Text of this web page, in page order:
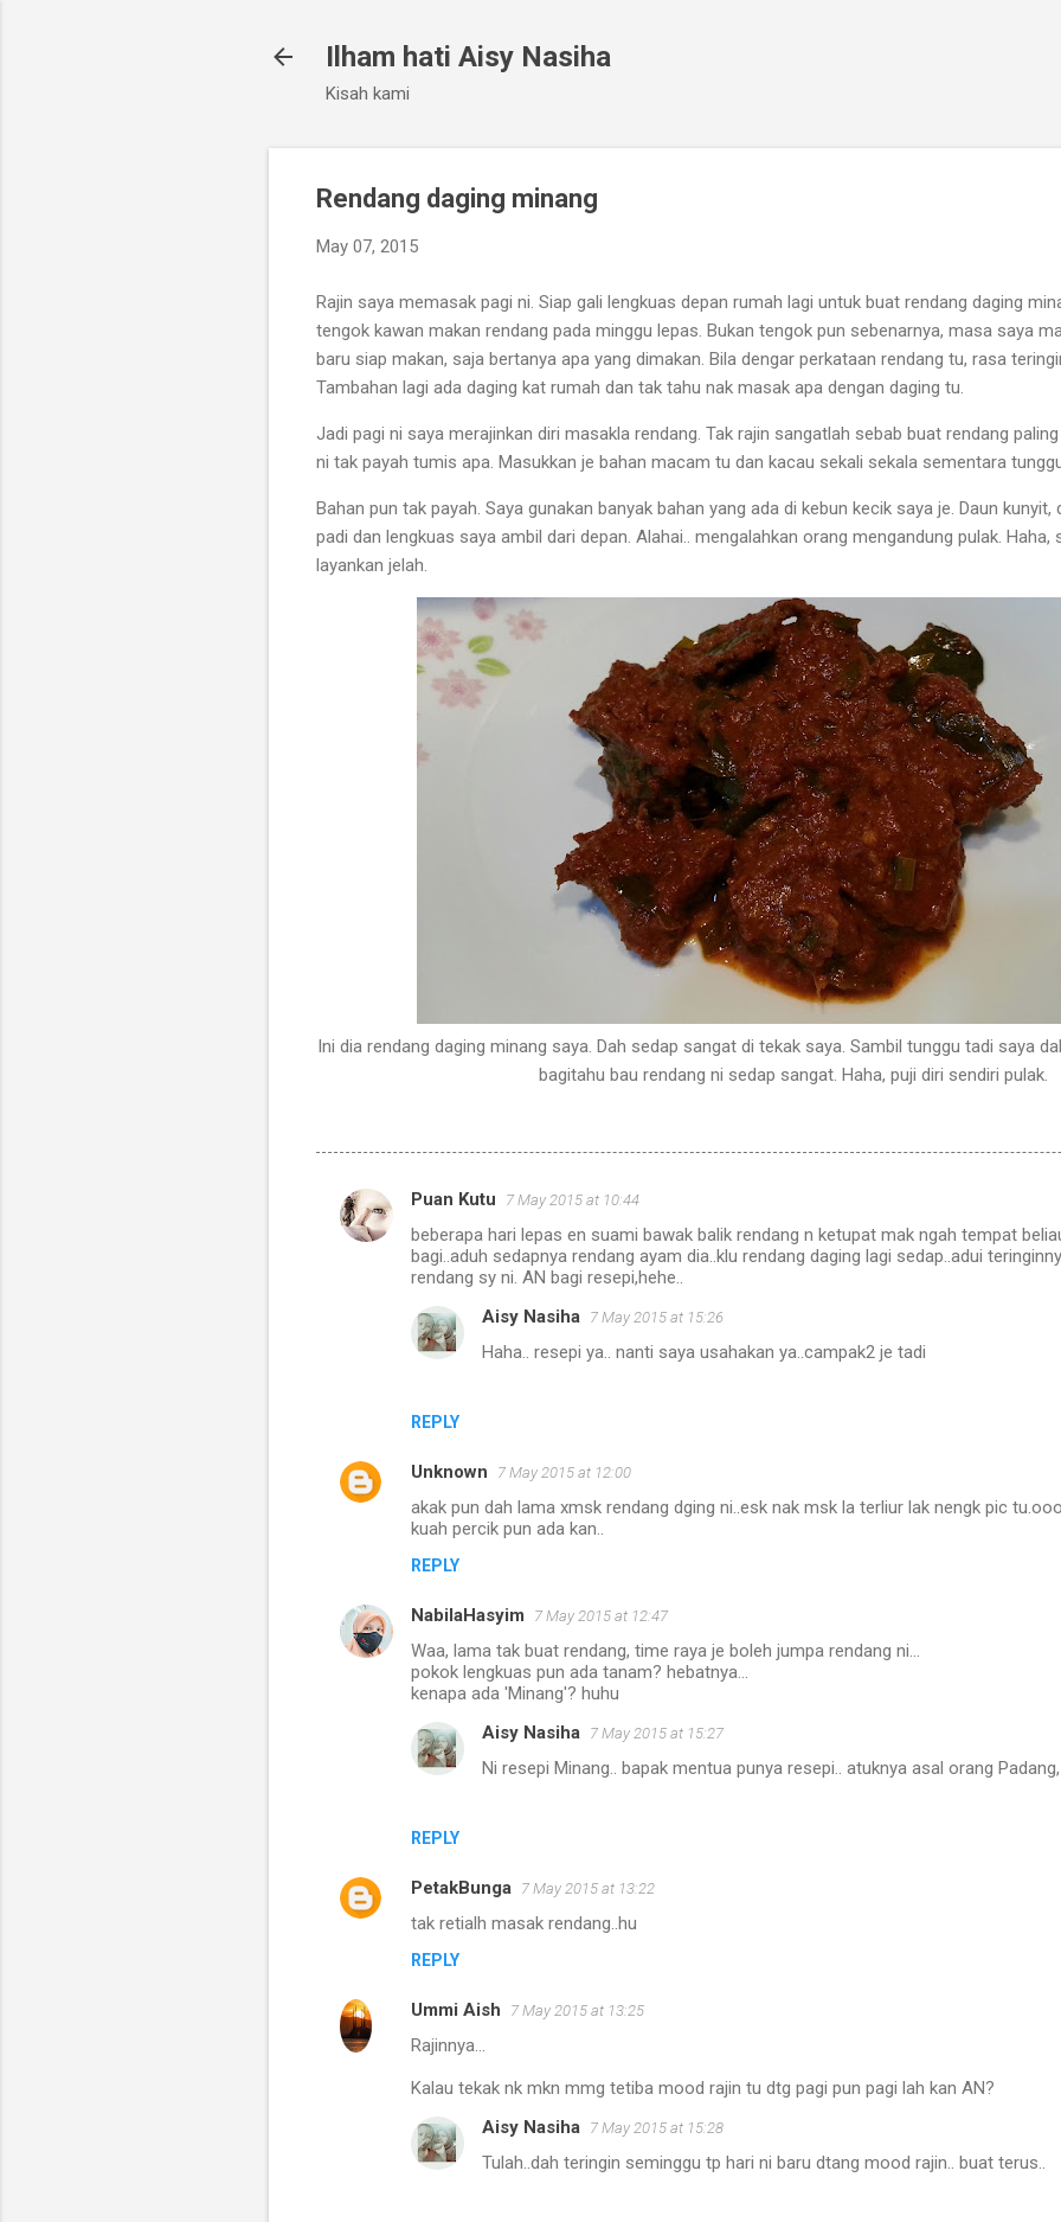
Ilham hati Aisy Nasiha
Kisah kami
Rendang daging minang
May 07, 2015
Rajin saya memasak pagi ni. Siap gali lengkuas depan rumah lagi untuk buat rendang daging
tengok kawan makan rendang pada minggu lepas. Bukan tengok pun sebenarnya, masa saya
baru siap makan, saja bertanya apa yang dimakan. Bila dengar perkataan rendang tu, rasa
Tambahan lagi ada daging kat rumah dan tak tahu nak masak apa dengan daging tu.
Jadi pagi ni saya merajinkan diri masakla rendang. Tak rajin sangatlah sebab buat rendang
ni tak payah tumis apa. Masukkan je bahan macam tu dan kacau sekali sekala sementara
Bahan pun tak payah. Saya gunakan banyak bahan yang ada di kebun kecik saya je. Daun kunyit,
padi dan lengkuas saya ambil dari depan. Alahai.. mengalahkan orang mengandung pulak. Haha,
layankan jelah.
Ini dia rendang daging minang saya. Dah sedap sangat di tekak saya. Sambil tunggu tadi saya
bagitahu bau rendang ni sedap sangat. Haha, puji diri sendiri pulak.
C
Puan Kutu 7 May 2015 at 10:44
beberapa hari lepas en suami bawak balik rendang n ketupat mak ngah tempat
bagi..aduh sedapnya rendang ayam dia..klu rendang daging lagi sedap..adui
rendang sy ni. AN bagi resepi,hehe..
REPLY
Aisy Nasiha 7 May 2015 at 15:26
Haha.. resepi ya.. nanti saya usahakan ya..campak2 je tadi
Unknown 7 May 2015 at 12:00
akak pun dah lama xmsk rendang dging ni..esk nak msk la terliur lak nengk pic
kuah percik pun ada kan..
REPLY
NabilaHasyim 7 May 2015 at 12:47
Waa, lama tak buat rendang, time raya je boleh jumpa rendang ni...
pokok lengkuas pun ada tanam? hebatnya...
kenapa ada 'Minang'? huhu
REPLY
Aisy Nasiha 7 May 2015 at 15:27
Ni resepi Minang.. bapak mentua punya resepi.. atuknya asal orang
PetakBunga 7 May 2015 at 13:22
tak retialh masak rendang..hu
REPLY
Ummi Aish 7 May 2015 at 13:25
Rajinnya...
Kalau tekak nk mkn mmg tetiba mood rajin tu dtg pagi pun pagi lah kan AN?
Aisy Nasiha 7 May 2015 at 15:28
Tulah..dah teringin seminggu tp hari ni baru dtang mood rajin.. buat terus..